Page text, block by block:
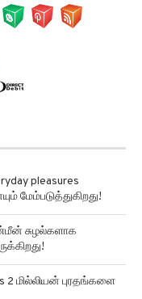
மேம்படுத்துகிறது!
சுழல்களாக
மில்லியன் புரதங்களை